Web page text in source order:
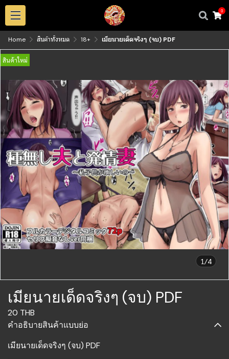
0
Home สินค้าทั้งหมด 18+ เมียนายเด็ดจริงๆ (จบ) PDF
1/4
สินค้าใหม่
เมียนายเด็ดจริงๆ (จบ) PDF
20 THB
คำอธิบายสินค้าแบบย่อ
เมียนายเด็ดจริงๆ (จบ) PDF